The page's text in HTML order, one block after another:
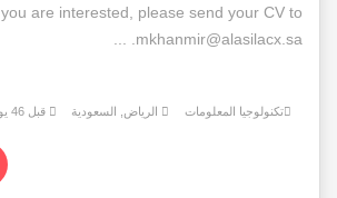
you are interested, please send your CV to
mkhanmir@alasilacx.sa. ...
تكنولوجيا المعلومات الرياض, السعودية قبل 46 يوم